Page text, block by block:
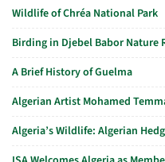
Wildlife of Chréa National Park
Birding in Djebel Babor Nature
A Brief History of Guelma
Algerian Artist Mohamed
Algeria’s Wildlife: Algerian